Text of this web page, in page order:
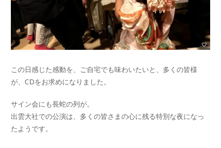
この日感じた感動を、ご自宅でも味わいたいと、多くの皆様
が、CDをお求めになりました。
サイン会にも長蛇の列が。
出雲大社での公演は、多くの皆さまの心に残る特別な夜になっ
たようです。